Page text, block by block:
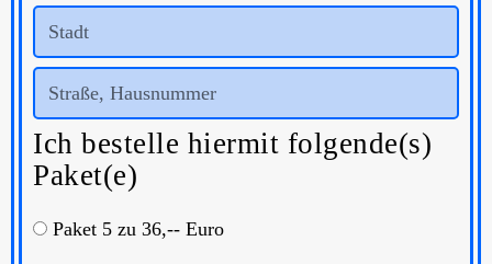
Ich bestelle hiermit folgende(s)
Paket(e)
Paket 5 zu 36,-- Euro